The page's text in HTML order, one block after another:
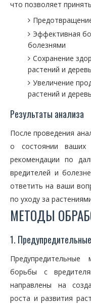
что позволяет
Эффективная
болезнями
Сохранение
растений и
Увеличение
растений и
Результаты анализа
После проведения
о состоянии
рекомендации по
вредителей и
ответить на ваши
по уходу за
МЕТОДЫ
1.
борьбы с
направлены на
роста и развития